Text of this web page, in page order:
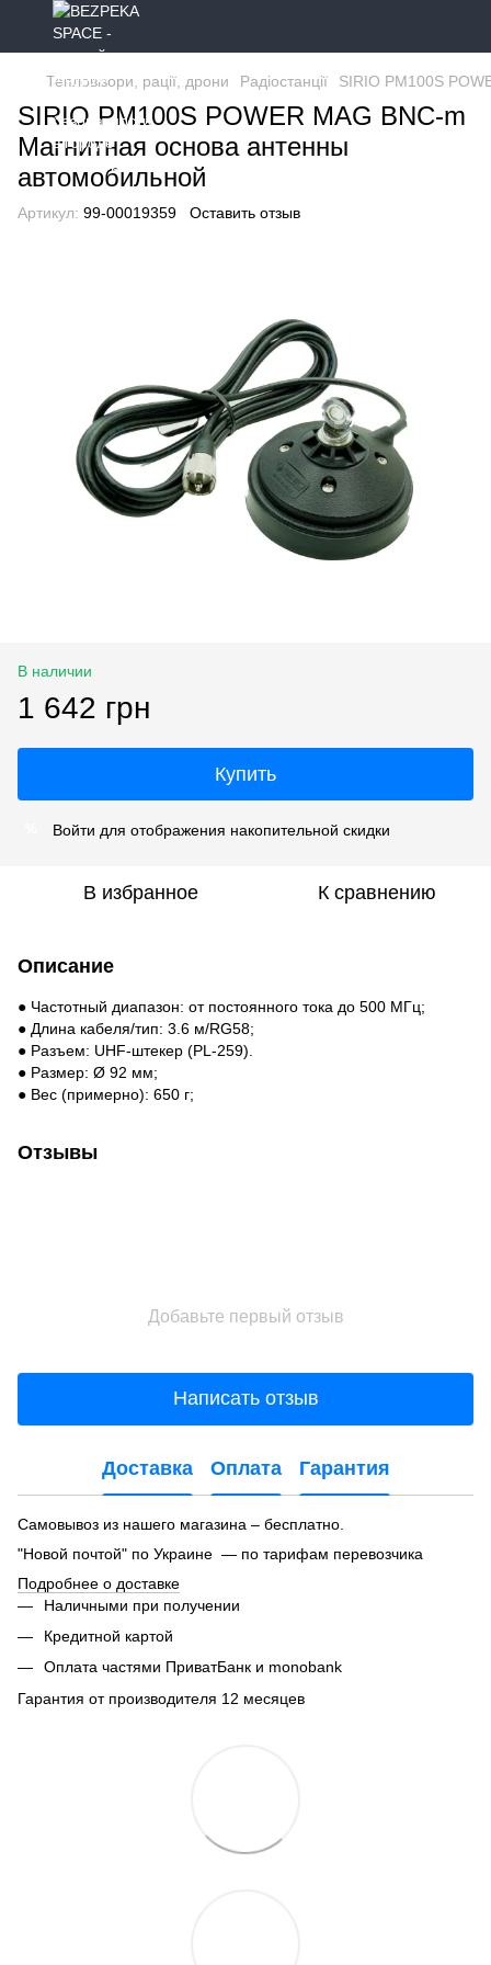
Тепловізори, рації, дрони Радіостанції SIRIO PM100S
SIRIO PM100S POWER MAG BNC-m
Магнитная основа антенны
автомобильной
Артикул: 99-00019359 Оставить отзыв
В наличии
1 642 грн
Купить
Войти для отображения накопительной скидки
В избранное К сравнению
Описание
● Частотный диапазон: от постоянного тока до 500 МГц;
● Длина кабеля/тип: 3.6 м/RG58;
● Разъем: UHF-штекер (PL-259).
● Размер: Ø 92 мм;
● Вес (примерно): 650 г;
Отзывы
Добавьте первый отзыв
Написать отзыв
Доставка Оплата Гарантия
Самовывоз из нашего магазина – бесплатно.
"Новой почтой" по Украине — по тарифам перевозчика
Подробнее о доставке
Наличными при получении
Кредитной картой
Оплата частями ПриватБанк и monobank
Гарантия от производителя 12 месяцев